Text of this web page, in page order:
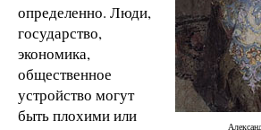
определенно. Люди,
государство,
экономика,
общественное
устройство могут
быть плохими или